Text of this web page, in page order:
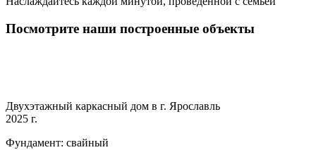
Посмотрите наши построенные объекты
Двухэтажный каркасный дом в г. Ярославль
2025 г.
Фундамент: свайный